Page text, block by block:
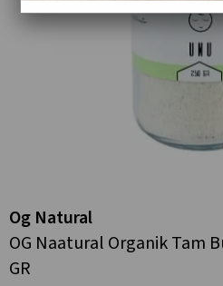
Og Natural
OG Naatural Organik Tam
GR